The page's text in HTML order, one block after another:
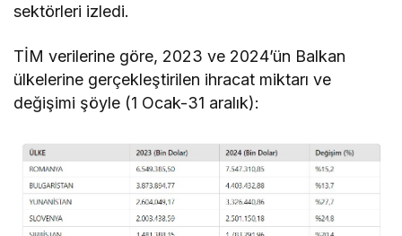
sektörleri izledi.
TİM verilerine göre, 2023 ve 2024’ün Balkan
ülkelerine gerçekleştirilen ihracat miktarı ve
değişimi şöyle (1 Ocak-31 aralık):